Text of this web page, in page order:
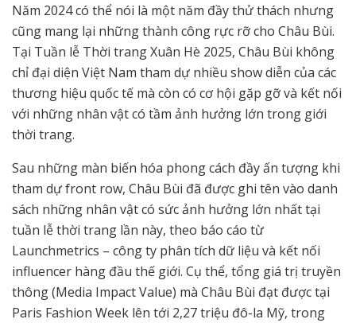
Năm 2024 có thể nói là một năm đầy thử thách nhưng
cũng mang lại những thành công rực rỡ cho Châu Bùi.
Tại Tuần lễ Thời trang Xuân Hè 2025, Châu Bùi không
chỉ đại diện Việt Nam tham dự nhiều show diễn của các
thương hiệu quốc tế mà còn có cơ hội gặp gỡ và kết nối
với những nhân vật có tầm ảnh hưởng lớn trong giới
thời trang.
Sau những màn biến hóa phong cách đầy ấn tượng khi
tham dự front row, Châu Bùi đã được ghi tên vào danh
sách những nhân vật có sức ảnh hưởng lớn nhất tại
tuần lễ thời trang lần này, theo báo cáo từ
Launchmetrics – công ty phân tích dữ liệu và kết nối
influencer hàng đầu thế giới. Cụ thể, tổng giá trị truyền
thông (Media Impact Value) mà Châu Bùi đạt được tại
Paris Fashion Week lên tới 2,27 triệu đô-la Mỹ, trong